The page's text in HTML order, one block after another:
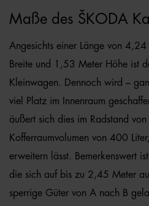
Maße des ŠKODA
Angesichts einer Länge von
Breite und 1,53 Meter Höhe ist
Kleinwagen. Dennoch wird –
viel Platz im Innenraum
äußert sich dies im Radstand
Kofferraumvolumen von 400
erweitern lässt. Bemerkenswert
die sich auf bis zu 2,45 Meter
sperrige Güter von A nach B